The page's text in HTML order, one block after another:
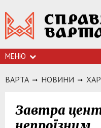
МЕНЮ
ВАРТА НОВИНИ
Завтра